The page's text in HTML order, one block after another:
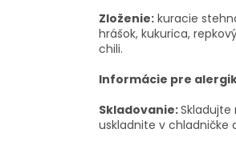
Zloženie: kuracie
hrášok, kukurica,
chili.
Informácie pre
Skladovanie:
uskladnite v chladničke